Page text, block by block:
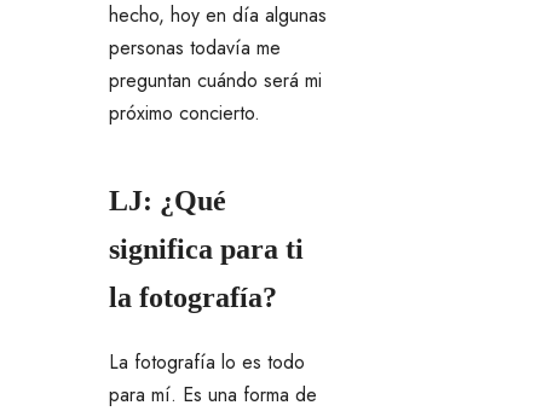
hecho, hoy en día algunas
personas todavía me
preguntan cuándo será mi
próximo concierto.
LJ: ¿Qué
significa para ti
la fotografía?
La fotografía lo es todo
para mí. Es una forma de